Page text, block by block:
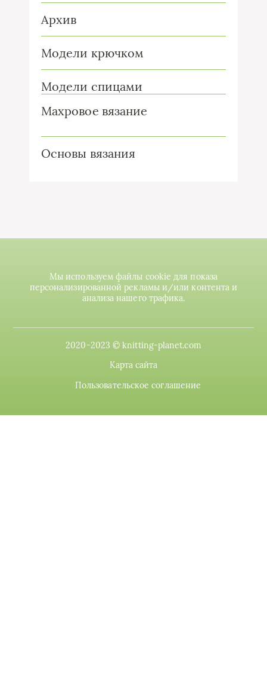
Архив
Модели крючком
Модели спицами
Махровое вязание
Основы вязания
Мы используем файлы cookie для показа
персонализированной рекламы и/или контента и
анализа нашего трафика.
2020-2023 © knitting-planet.com
Карта сайта
Пользовательское соглашение